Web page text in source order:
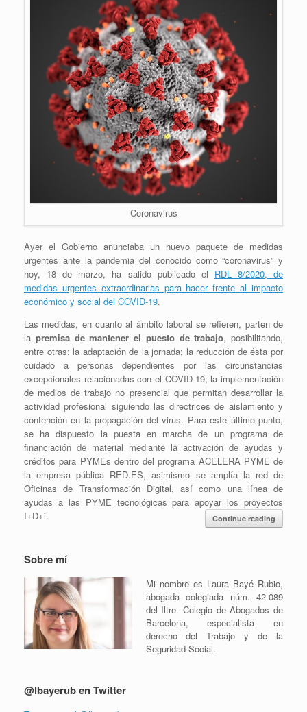
Coronavirus
Ayer el Gobierno anunciaba un nuevo paquete de medidas
urgentes ante la pandemia del conocido como “coronavirus” y
hoy, 18 de marzo, ha salido publicado el RDL 8/2020, de
medidas urgentes extraordinarias para hacer frente al impacto
económico y social del COVID-19.
Las medidas, en cuanto al ámbito laboral se refieren, parten de
la premisa de mantener el puesto de trabajo, posibilitando,
entre otras: la adaptación de la jornada; la reducción de ésta por
cuidado a personas dependientes por las circunstancias
excepcionales relacionadas con el COVID-19; la implementación
de medios de trabajo no presencial que permitan desarrollar la
actividad profesional siguiendo las directrices de aislamiento y
contención en la propagación del virus. Para este último punto,
se ha dispuesto la puesta en marcha de un programa de
financiación de material mediante la activación de ayudas y
créditos para PYMEs dentro del programa ACELERA PYME de
la empresa pública RED.ES, asimismo se amplía la red de
Oficinas de Transformación Digital, así como una línea de
ayudas a las PYME tecnológicas para apoyar los proyectos
I+D+i.
Continue reading
Sobre mí
Mi nombre es Laura Bayé Rubio,
abogada colegiada núm. 42.089
del Iltre. Colegio de Abogados de
Barcelona, especialista en
derecho del Trabajo y de la
Seguridad Social.
@lbayerub en Twitter